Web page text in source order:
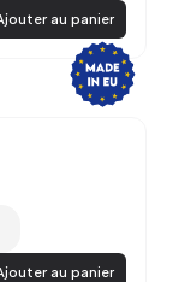
au panier
au panier